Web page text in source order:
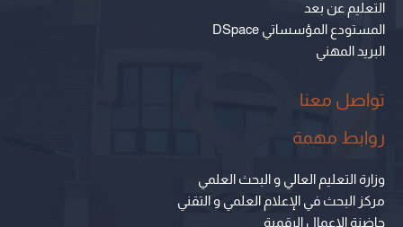
التعليم عن بعد
المستودع المؤسساتي DSpace
البريد المهني
تواصل معنا
روابط مهمة
وزارة التعليم العالي و البحث العلمي
مركز البحث في الإعلام العلمي و التقني
حاضنة الاعمال الرقمية